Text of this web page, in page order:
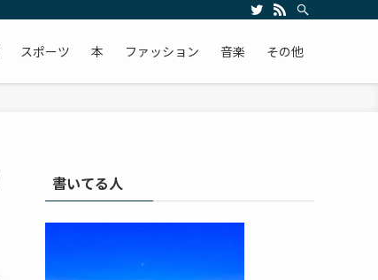
スポーツ 本 ファッション 音楽 その他
書いてる人